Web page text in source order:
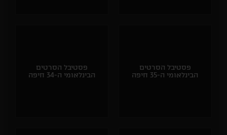
פסטיבל הסרטים
הבינלאומי ה-35 חיפה
פסטיבל הסרטים
הבינלאומי ה-34 חיפה